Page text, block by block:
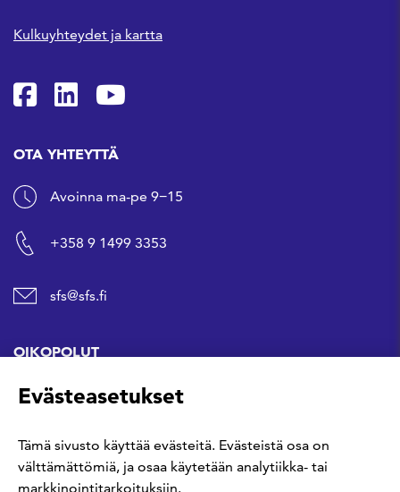
Kulkuyhteydet ja kartta
SFS Facebookissa
SFS Linkedinissä
SFS Youtubessa
OTA YHTEYTTÄ
Avoinna ma-pe 9−15
+358 9 1499 3353
sfs@sfs.fi
OIKOPOLUT
Hanki standardi
Kommentoi tekeillä olevia standardeja
Evästeasetukset
Tämä sivusto käyttää evästeitä. Evästeistä osa on
välttämättömiä, ja osaa käytetään analytiikka- tai
markkinointitarkoituksiin.